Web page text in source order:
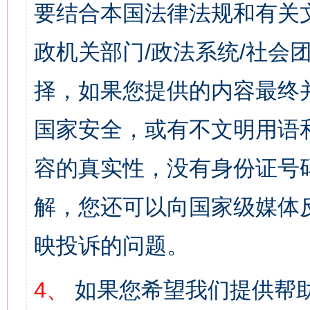
要结合本国法律法规和有关
政机关部门/政法系统/社会
择，如果您提供的内容最
国家安全，或有不文明用
容的真实性，没有身份证
解，您还可以向国家级媒
映投诉的问题。
4、
如果您希望我们提供帮